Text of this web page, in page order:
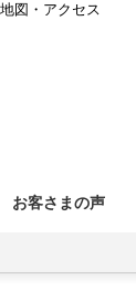
図・アクセス
お客さまの声